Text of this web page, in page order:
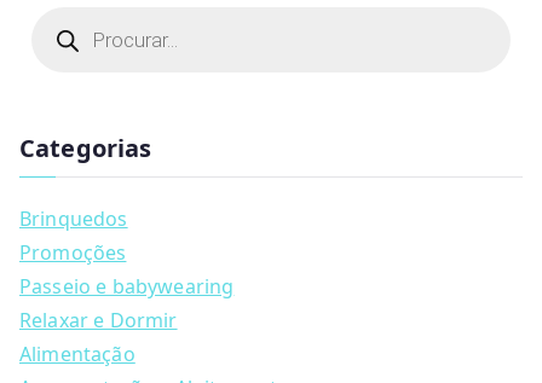
through
product
variants.
The
options
may
be
chosen
on
s
s
a
r
c
h
Categorias
Brinquedos
Promoções
Passeio e babywearing
Relaxar e Dormir
Alimentação